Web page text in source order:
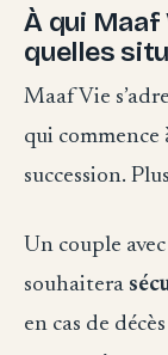
À qui Maaf
quelles
Maaf Vie
qui commence
succession.
Un couple
souhaitera
en cas de